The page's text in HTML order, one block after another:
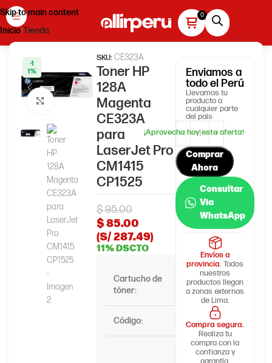
Skip to main content
Inicio Tienda
-1
1%
Haga clic para ampliar
SKU:CE323A
Toner HP
128A
Magenta
CE323A
para
LaserJet Pro
CM1415
CP1525
$95.00
$85.00
(S/ 287.49)
11% DSCTO
Cartucho de
tóner:
HP 128A
Código: CE323A
HP Color
Enviamos a
todo el Perú
Llevamos tu
producto a
cualquier parte
del país
Comprar
Ahora
Consultar
Via
WhatsApp
Envíos a
provincia.Todos
nuestros
productos llegan
a zonas externas
de Lima.
Compra segura.
Realiza tu
compra con la
confianza y